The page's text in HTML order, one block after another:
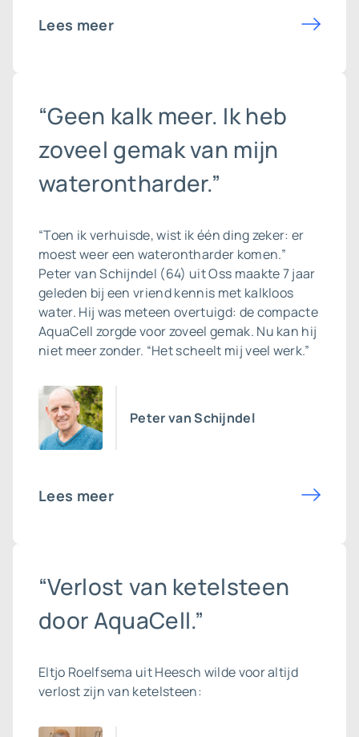
Lees meer
“Geen kalk meer. Ik heb
zoveel gemak van mijn
waterontharder.”
“Toen ik verhuisde, wist ik één ding zeker: er
moest weer een waterontharder komen.”
Peter van Schijndel (64) uit Oss maakte 7 jaar
geleden bij een vriend kennis met kalkloos
water. Hij was meteen overtuigd: de compacte
AquaCell zorgde voor zoveel gemak. Nu kan hij
niet meer zonder. “Het scheelt mij veel werk.”
Peter van Schijndel
Lees meer
“Verlost van ketelsteen
door AquaCell.”
Eltjo Roelfsema uit Heesch wilde voor altijd
verlost zijn van ketelsteen: